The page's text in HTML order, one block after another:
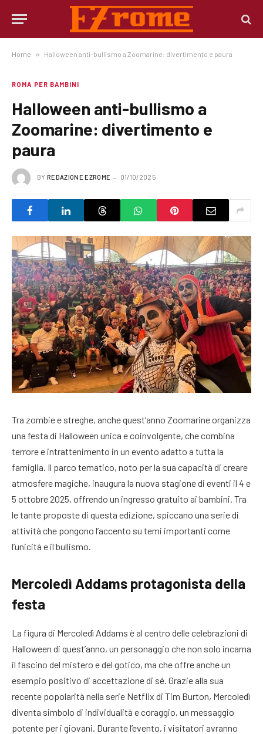
Home » Halloween anti-bullismo a Zoomarine: divertimento e paura
ROMA PER BAMBINI
Halloween anti-bullismo a
Zoomarine: divertimento e
paura
BY REDAZIONE EZROME 01/10/2025
Tra zombie e streghe, anche quest’anno Zoomarine organizza
una festa di Halloween unica e coinvolgente, che combina
terrore e intrattenimento in un evento adatto a tutta la
famiglia. Il parco tematico, noto per la sua capacità di creare
atmosfere magiche, inaugura la nuova stagione di eventi il 4 e
5 ottobre 2025, offrendo un ingresso gratuito ai bambini. Tra
le tante proposte di questa edizione, spiccano una serie di
attività che pongono l’accento su temi importanti come
l’unicità e il bullismo.
Mercoledì Addams protagonista della
festa
La figura di Mercoledì Addams è al centro delle celebrazioni di
Halloween di quest’anno, un personaggio che non solo incarna
il fascino del mistero e del gotico, ma che offre anche un
esempio positivo di accettazione di sé. Grazie alla sua
recente popolarità nella serie Netflix di Tim Burton, Mercoledì
diventa simbolo di individualità e coraggio, un messaggio
potente per i giovani. Durante l’evento, i visitatori avranno